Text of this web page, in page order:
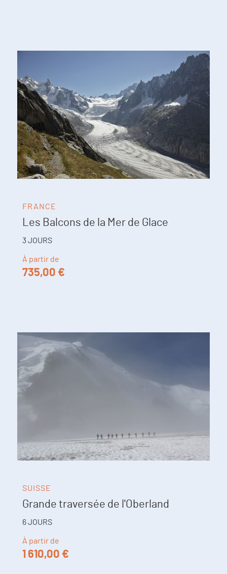
FRANCE
Les Balcons de la Mer de Glace
3 JOURS
À partir de
735,00 €
SUISSE
Grande traversée de l'Oberland
6 JOURS
À partir de
1 610,00 €